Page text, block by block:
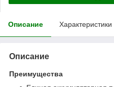
Описание Характеристики
Описание
Преимущества